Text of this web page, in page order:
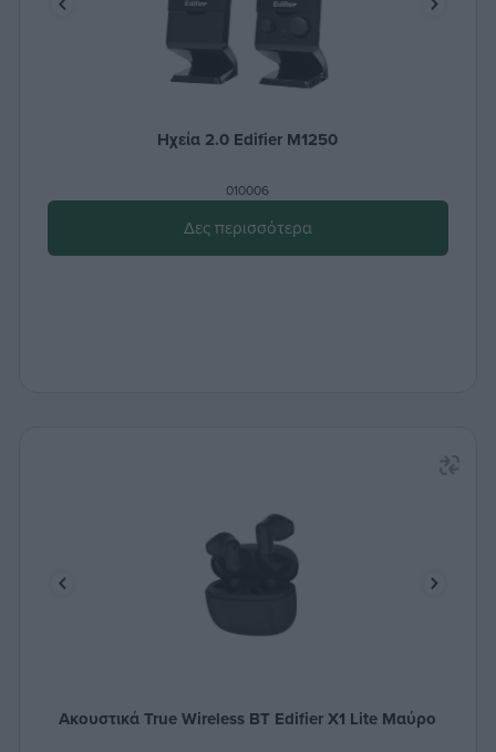
Ηχεία 2.0 Edifier M1250
010006
Δες περισσότερα
Ακουστικά True Wireless ΒΤ Edifier X1 Lite Μαύρο